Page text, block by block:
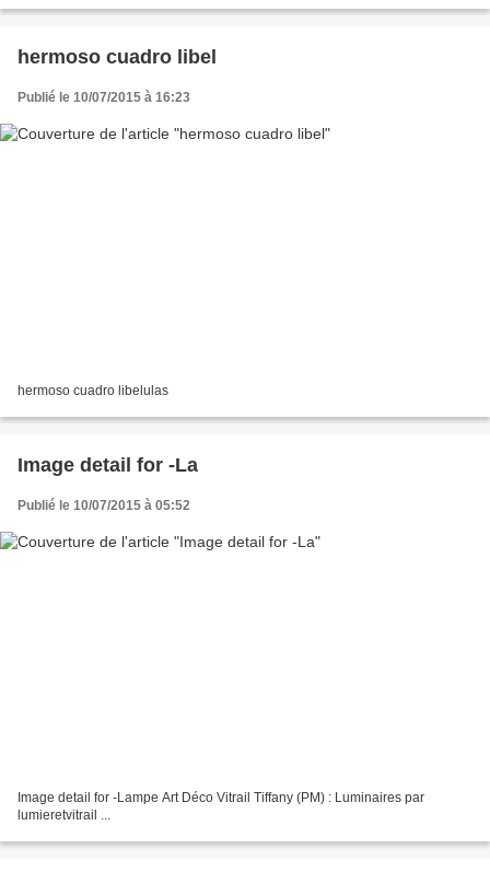
hermoso cuadro libel
Publié le 10/07/2015 à 16:23
hermoso cuadro libelulas
Image detail for -La
Publié le 10/07/2015 à 05:52
Image detail for -Lampe Art Déco Vitrail Tiffany (PM) : Luminaires par
lumieretvitrail ...